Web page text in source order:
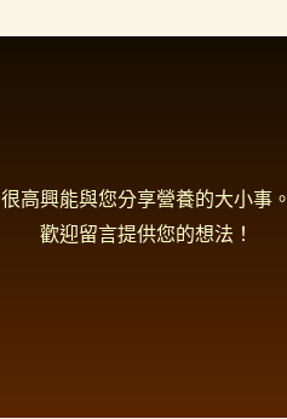
很高興能與您分享營養的大小事。
歡迎留言提供您的想法！